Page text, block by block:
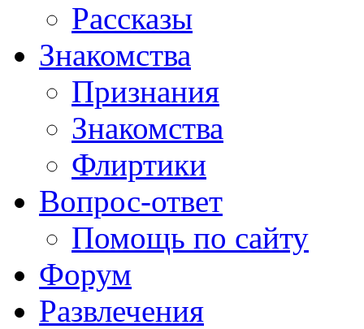
Рассказы
Знакомства
Признания
Знакомства
Флиртики
Вопрос-ответ
Помощь по сайту
Форум
Развлечения